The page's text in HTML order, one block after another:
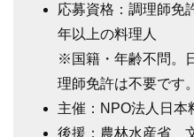
応募資格：調理師免
年以上の料理人
※国籍・年齢不問。
理師免許は不要です。
主催：NPO法人日本
後援：農林水産省